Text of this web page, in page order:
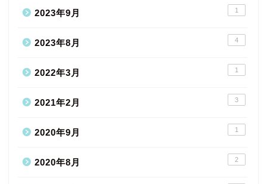
2023年9月 1
2023年8月 4
2022年3月 1
2021年2月 3
2020年9月 1
2020年8月 2